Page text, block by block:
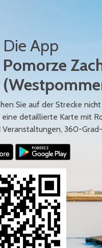
Die App
Pomorze
Sie auf der Strecke
detaillierte Karte mit
360-